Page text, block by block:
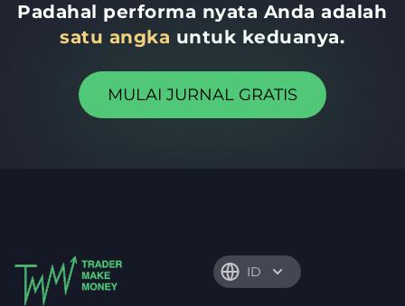
Padahal performa nyata Anda adalah
satu angka untuk keduanya.
MULAI JURNAL GRATIS
ID